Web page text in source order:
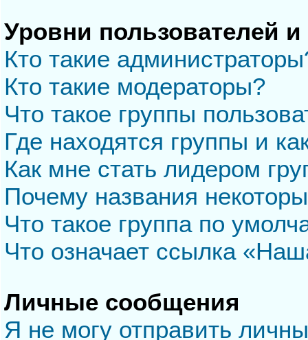
Уровни пользователей
Кто такие
Кто такие модераторы?
Что такое группы
Где находятся группы и
Как мне стать лидером
Почему названия
Что такое группа по
Что означает ссылка
Личные сообщения
Я не могу отправить